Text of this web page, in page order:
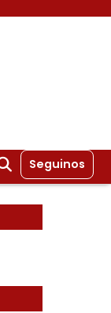
Seguinos